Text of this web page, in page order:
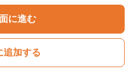
に進む
追加する